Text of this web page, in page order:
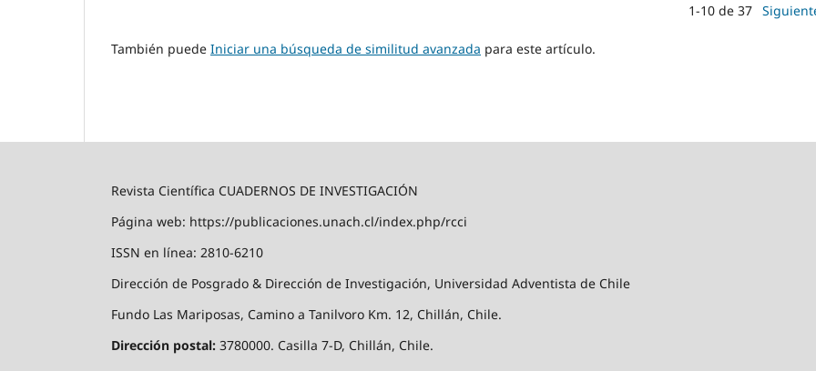
1-10 de 37
También puede Iniciar una búsqueda de similitud avanzada para este artículo.
Revista Científica CUADERNOS DE INVESTIGACIÓN
Página web: https://publicaciones.unach.cl/index.php/rcci
ISSN en línea: 2810-6210
Dirección de Posgrado & Dirección de Investigación, Universidad Adventista de Chile
Fundo Las Mariposas, Camino a Tanilvoro Km. 12, Chillán, Chile.
Dirección postal: 3780000. Casilla 7-D, Chillán, Chile.